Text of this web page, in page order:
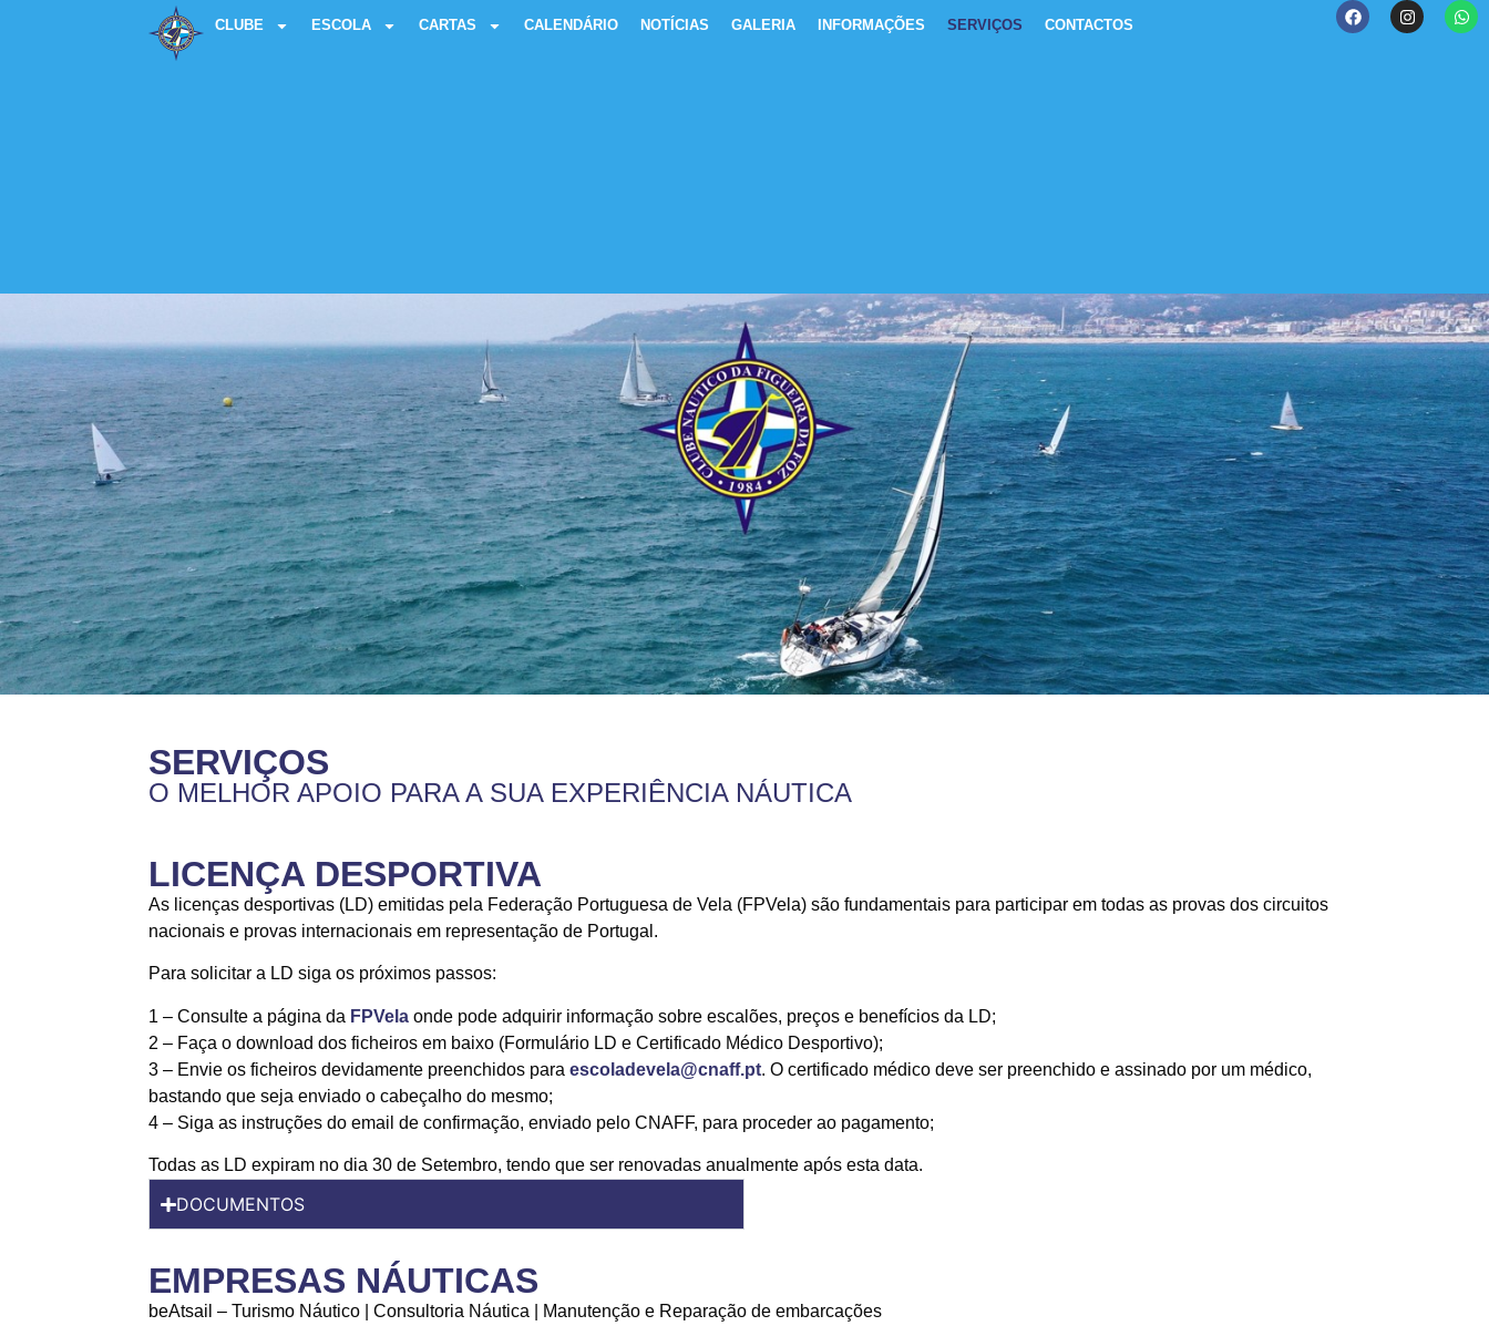
CLUBE ESCOLA CARTAS CALENDÁRIO NOTÍCIAS GALERIA INFORMAÇÕES SERVIÇOS CONTACTOS
SERVIÇOS
O MELHOR APOIO PARA A SUA EXPERIÊNCIA NÁUTICA
LICENÇA DESPORTIVA
As licenças desportivas (LD) emitidas pela Federação Portuguesa de Vela (FPVela) são fundamentais para participar em todas as provas dos circuitos
nacionais e provas internacionais em representação de Portugal.
Para solicitar a LD siga os próximos passos:
1 – Consulte a página da FPVela onde pode adquirir informação sobre escalões, preços e benefícios da LD;
2 – Faça o download dos ficheiros em baixo (Formulário LD e Certificado Médico Desportivo);
3 – Envie os ficheiros devidamente preenchidos paraescoladevela@cnaff.pt. O certificado médico deve ser preenchido e assinado por um médico,
bastando que seja enviado o cabeçalho do mesmo;
4 – Siga as instruções do email de confirmação, enviado pelo CNAFF, para proceder ao pagamento;
Todas as LD expiram no dia 30 de Setembro, tendo que ser renovadas anualmente após esta data.
DOCUMENTOS
EMPRESAS NÁUTICAS
beAtsail – Turismo Náutico | Consultoria Náutica | Manutenção e Reparação de embarcações